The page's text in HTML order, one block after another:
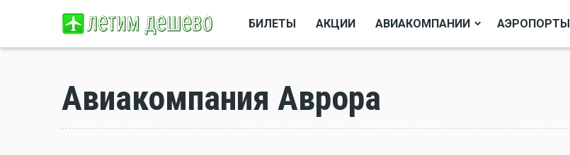
БИЛЕТЫ АКЦИИ АВИАКОМПАНИИ АЭРОПОРТЫ
Авиакомпания Аврора